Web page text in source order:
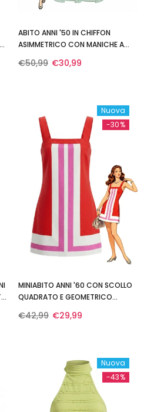
ABITO ANNI '50 IN CHIFFON
ASIMMETRICO CON MANICHE A
€50,99 €30,99
Nuova
-30%
MINIABITO ANNI '60 CON SCOLLO
QUADRATO E GEOMETRICO
€42,99 €29,99
Nuova
-43%